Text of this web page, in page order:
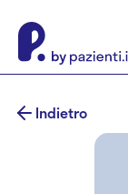
Indietro